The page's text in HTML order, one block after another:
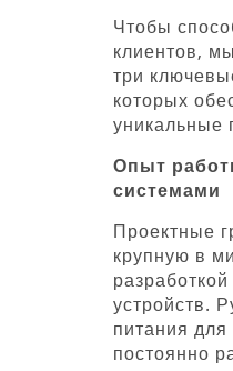
Чтобы
клиентов,
три
которых
уникальные
Опыт
системами
Проектные
крупную в
устройств.
питания
постоянно